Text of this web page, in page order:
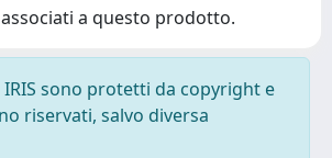
a questo prodotto.
sono protetti da copyright e
riservati, salvo diversa